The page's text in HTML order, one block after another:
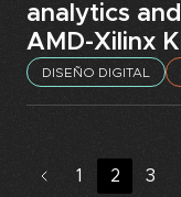
analytics
AMD-Xilinx
DISEÑO DIGITAL
1 2 3